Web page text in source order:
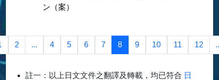
ン（案）
2 ... 4 5 6 7 8 9 10 11 12
註一：以上日文文件之翻譯及轉載，均已符合 日